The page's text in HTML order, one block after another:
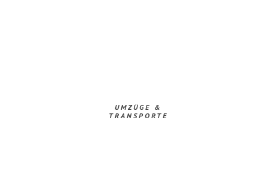
UMZÜGE &
TRANSPORTE